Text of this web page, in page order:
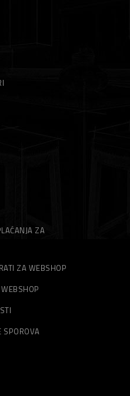
ZA
ZA WEBSHOP
SPOROVA